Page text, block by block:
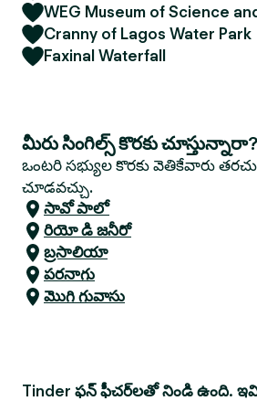
WEG Museum of Science
Cranny of Lagos Water Park
Faxinal Waterfall
మీరు సింగిల్స్ కొరకు
ఒంటరి సభ్యుల కొరకు వెతికేవారు
చూడవచ్చు.
సావో పాలో
రియో డి జనీరో
బ్రసాలియా
పరనాగు
మొగి గువాసు
Tinder ఫన్ ఫీచర్‌లతో నిండి ఉంది.